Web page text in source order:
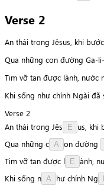
Verse 2
An thái trong Jêsus, khi
Qua những con đường Ga-
Tim vỡ tan được lành, nước
Khi sống như chính Ngài đã
Verse 2
An thái trong Jês E us, khi
Qua những c A on đường
Tim vỡ tan được l E ành,
Khi sống n A hư chính Ng